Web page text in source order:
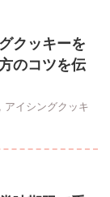
クッキーを
のコツを伝
アイシングクッキ